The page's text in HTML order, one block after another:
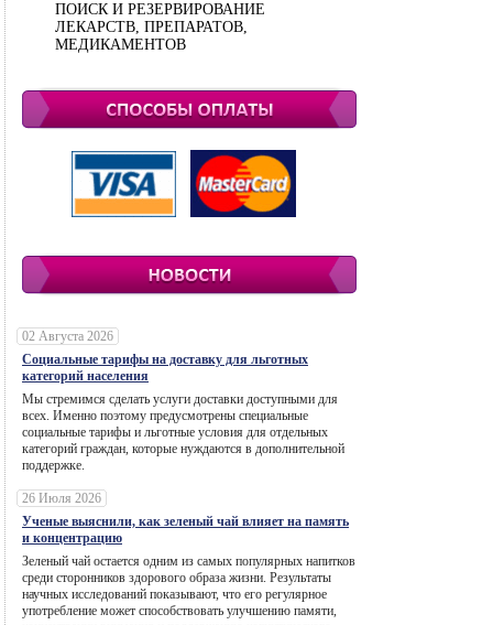
ПОИСК И РЕЗЕРВИРОВАНИЕ
ЛЕКАРСТВ, ПРЕПАРАТОВ,
МЕДИКАМЕНТОВ
02 Августа 2026
Социальные тарифы на доставку для льготных
категорий населения
Мы стремимся сделать услуги доставки доступными для
всех. Именно поэтому предусмотрены специальные
социальные тарифы и льготные условия для отдельных
категорий граждан, которые нуждаются в дополнительной
поддержке.
26 Июля 2026
Ученые выяснили, как зеленый чай влияет на память
и концентрацию
Зеленый чай остается одним из самых популярных напитков
среди сторонников здорового образа жизни. Результаты
научных исследований показывают, что его регулярное
употребление может способствовать улучшению памяти,